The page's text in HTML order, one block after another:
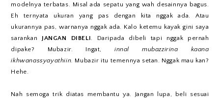
modelnya terbatas. Misal ada sepatu yang wah desainnya bagus.
Eh ternyata ukuran yang pas dengan kita nggak ada. Atau
ukurannya pas, warnanya nggak ada. Kalo ketemu kayak gini saya
sarankan JANGAN DIBELI . Daripada dibeli tapi nggak pernah
dipake? Mubazir. Ingat, innal mubazzirina kaana
ikhwanassyayathiin. Mubazir itu temennya setan. Nggak mau kan?
Hehe.
Nah semoga trik diatas membantu ya. Jangan lupa, beli sesuai